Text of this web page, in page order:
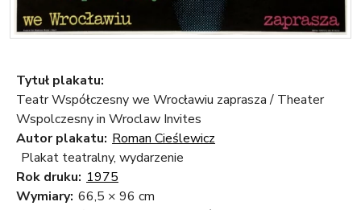
Tytuł plakatu:
Teatr Współczesny we Wrocławiu zaprasza / Theater
Wspolczesny in Wroclaw Invites
Autor plakatu: Roman Cieślewicz
Plakat teatralny, wydarzenie
Rok druku: 1975
Wymiary: 66,5 × 96 cm